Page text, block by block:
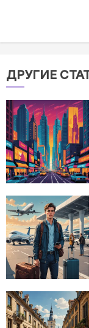
ДРУГИЕ